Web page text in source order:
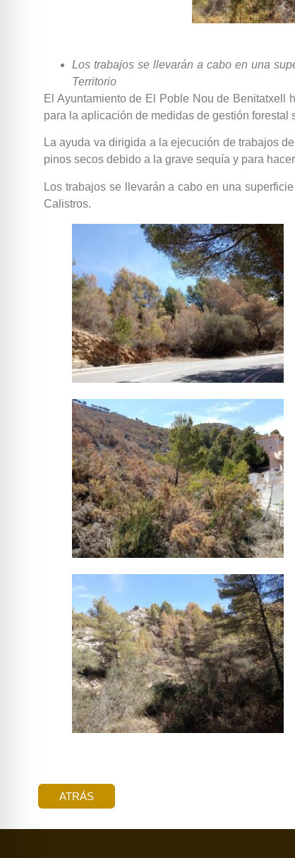
Los trabajos se llevarán a cabo en una
Territorio
El Ayuntamiento de El Poble Nou de Benitatxell
para la aplicación de medidas de gestión
La ayuda va dirigida a la ejecución de trabajos
pinos secos debido a la grave sequía y para
Los trabajos se llevarán a cabo en una
Calistros.
ATRÁS